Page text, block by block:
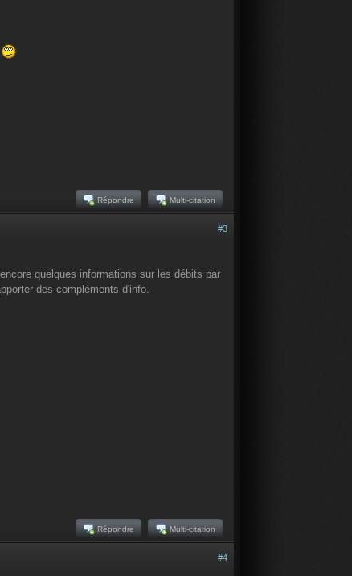
Multi-citation
Répondre
#3
quelques informations sur les débits par
des compléments d'info.
Multi-citation
Répondre
#4